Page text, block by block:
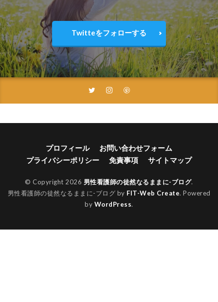
Twitteをフォローする
プロフィール
お問い合わせフォーム
プライバシーポリシー
免責事項 サイトマップ
© Copyright 2026 男性看護師の徒然なるままに-ブログ.
男性看護師の徒然なるままに-ブログ by FIT-Web Create. Powered
by WordPress.